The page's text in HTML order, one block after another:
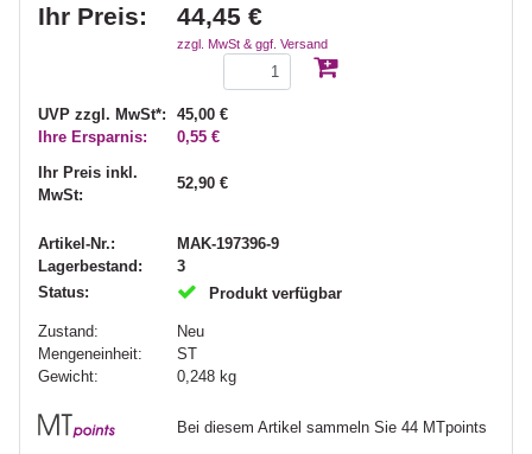
Ihr Preis: 44,45 €
zzgl. MwSt & ggf. Versand
UVP zzgl. MwSt*:
45,00 €
Ihre Ersparnis:
0,55 €
Ihr Preis inkl.
MwSt:
52,90 €
Artikel-Nr.:
MAK-197396-9
Lagerbestand:
3
Status:
Produkt verfügbar
Zustand:
Neu
Mengeneinheit:
ST
Gewicht:
0,248 kg
Bei diesem Artikel sammeln Sie 44 MTpoints